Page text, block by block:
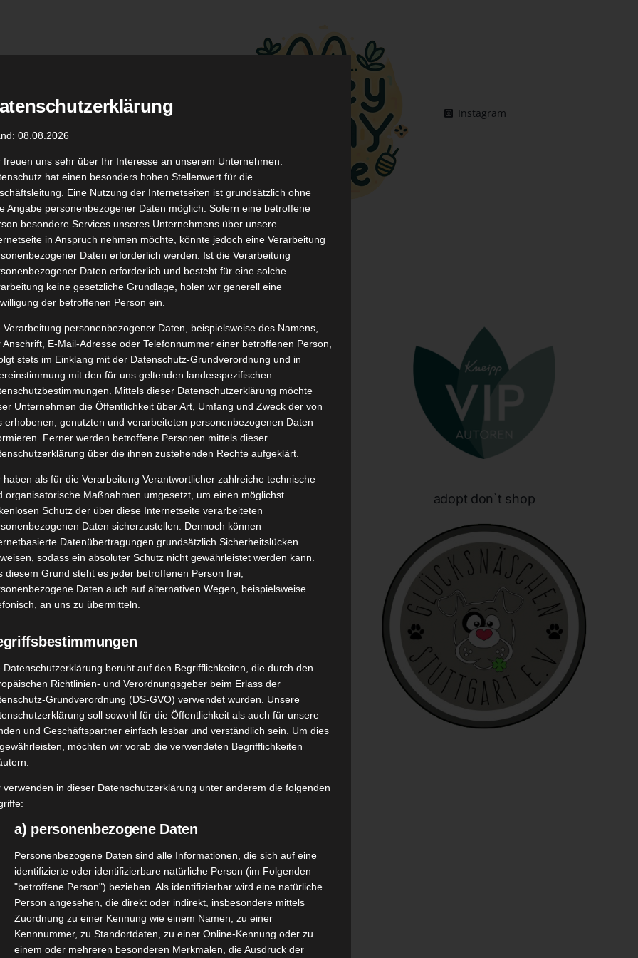
Düfte Coupon Codes Instagram
TikTok YouTube Kontakt
Bella Italia mit ORO di Parma
August 30, 2024 | Essen,Küche,Produktvorstellungen
Weiterlesen
Kneipp naturkind Geschenkpackungen
April 8, 2023 | Gesundheit,Kneipp VIP,Pflege,
Produktvorstellungen
Vegan Wellness
Weiterlesen
März 5, 2023 | Beauty,Haut,Pflege, Produktvorstellungen
adopt don`t shop
08.08.2026
freuen uns sehr über Ihr Interesse an unserem Unternehmen.
hat einen besonders hohen Stellenwert für die
Eine Nutzung der Internetseiten ist grundsätzlich ohne
Angabe personenbezogener Daten möglich. Sofern eine betroffene
besondere Services unseres Unternehmens über unsere
in Anspruch nehmen möchte, könnte jedoch eine Verarbeitung
Daten erforderlich werden. Ist die Verarbeitung
Daten erforderlich und besteht für eine solche
keine gesetzliche Grundlage, holen wir generell eine
der betroffenen Person ein.
Verarbeitung personenbezogener Daten, beispielsweise des Namens,
Anschrift, E-Mail-Adresse oder Telefonnummer einer betroffenen Person,
stets im Einklang mit der Datenschutz-Grundverordnung und in
mit den für uns geltenden landesspezifischen
Mittels dieser Datenschutzerklärung möchte
Unternehmen die Öffentlichkeit über Art, Umfang und Zweck der von
erhobenen, genutzten und verarbeiteten personenbezogenen Daten
Ferner werden betroffene Personen mittels dieser
über die ihnen zustehenden Rechte aufgeklärt.
haben als für die Verarbeitung Verantwortlicher zahlreiche technische
organisatorische Maßnahmen umgesetzt, um einen möglichst
Schutz der über diese Internetseite verarbeiteten
Daten sicherzustellen. Dennoch können
Datenübertragungen grundsätzlich Sicherheitslücken
sodass ein absoluter Schutz nicht gewährleistet werden kann.
diesem Grund steht es jeder betroffenen Person frei,
Daten auch auf alternativen Wegen, beispielsweise
an uns zu übermitteln.
Datenschutzerklärung beruht auf den Begrifflichkeiten, die durch den
Richtlinien- und Verordnungsgeber beim Erlass der
Grundverordnung (DS-GVO) verwendet wurden. Unsere
soll sowohl für die Öffentlichkeit als auch für unsere
und Geschäftspartner einfach lesbar und verständlich sein. Um dies
möchten wir vorab die verwendeten Begrifflichkeiten
verwenden in dieser Datenschutzerklärung unter anderem die folgenden
a) personenbezogene Daten
Personenbezogene Daten sind alle Informationen, die sich auf eine
identifizierte oder identifizierbare natürliche Person (im Folgenden
"betroffene Person") beziehen. Als identifizierbar wird eine natürliche
Person angesehen, die direkt oder indirekt, insbesondere mittels
Zuordnung zu einer Kennung wie einem Namen, zu einer
Kennnummer, zu Standortdaten, zu einer Online-Kennung oder zu
einem oder mehreren besonderen Merkmalen, die Ausdruck der